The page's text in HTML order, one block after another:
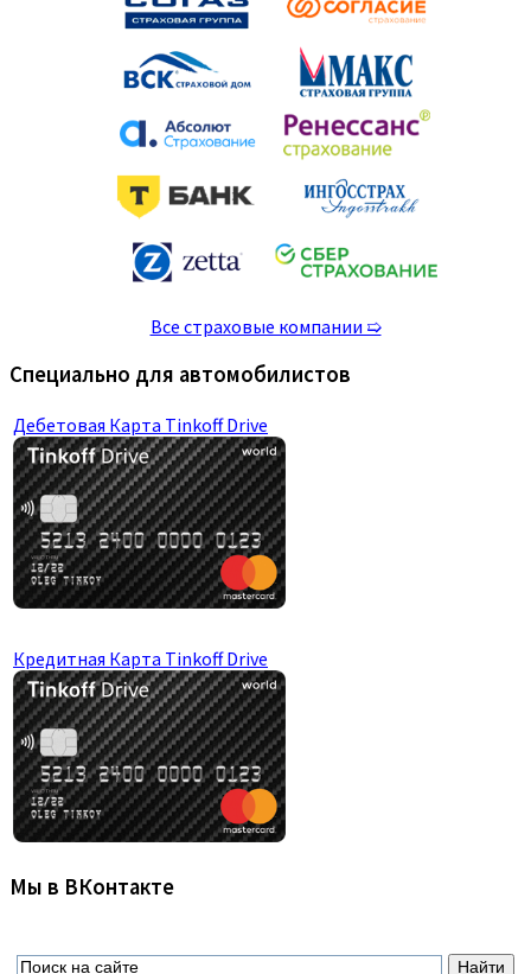
Все страховые компании ➯
Специально для автомобилистов
Дебетовая Карта Tinkoff Drive
Кредитная Карта Tinkoff Drive
Мы в ВКонтакте